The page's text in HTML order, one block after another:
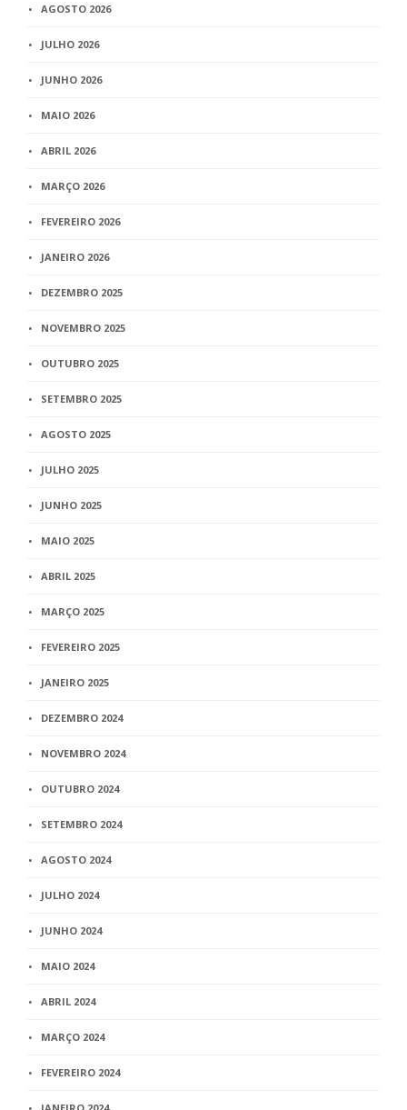
AGOSTO 2026
JULHO 2026
JUNHO 2026
MAIO 2026
ABRIL 2026
MARÇO 2026
FEVEREIRO 2026
JANEIRO 2026
DEZEMBRO 2025
NOVEMBRO 2025
OUTUBRO 2025
SETEMBRO 2025
AGOSTO 2025
JULHO 2025
JUNHO 2025
MAIO 2025
ABRIL 2025
MARÇO 2025
FEVEREIRO 2025
JANEIRO 2025
DEZEMBRO 2024
NOVEMBRO 2024
OUTUBRO 2024
SETEMBRO 2024
AGOSTO 2024
JULHO 2024
JUNHO 2024
MAIO 2024
ABRIL 2024
MARÇO 2024
FEVEREIRO 2024